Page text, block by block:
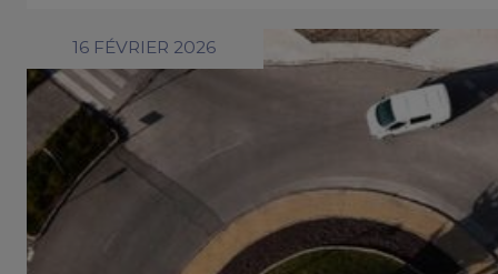
16 FÉVRIER 2026